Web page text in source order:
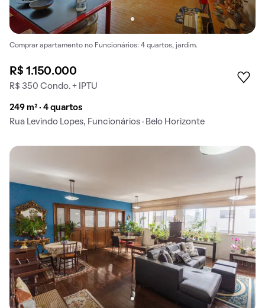
Comprar apartamento no Funcionários: 4 quartos, jardim.
R$ 1.150.000
R$ 350 Condo. + IPTU
249 m² · 4 quartos
Rua Levindo Lopes, Funcionários · Belo Horizonte